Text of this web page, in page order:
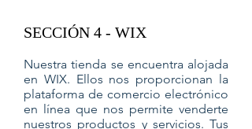
SECCIÓN 4 - WIX
Nuestra tienda se encuentra alojada
en WIX. Ellos nos proporcionan la
plataforma de comercio electrónico
en línea que nos permite venderte
nuestros productos y servicios. Tus